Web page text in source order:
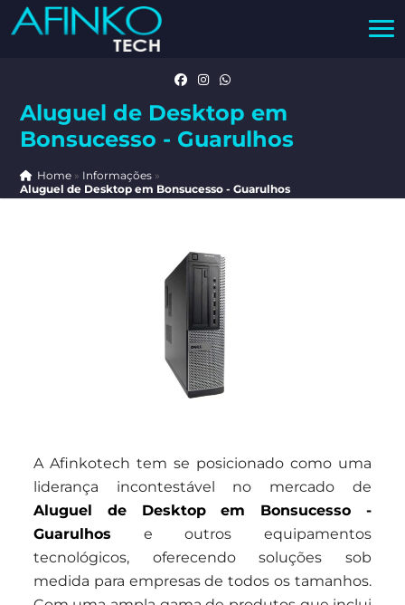
Aluguel de Desktop em
Bonsucesso - Guarulhos
Home» Informações »
Aluguel de Desktop em Bonsucesso - Guarulhos
A Afinkotech tem se posicionado como uma
liderança incontestável no mercado de
Aluguel de Desktop em Bonsucesso -
Guarulhos e outros equipamentos
tecnológicos, oferecendo soluções sob
medida para empresas de todos os tamanhos.